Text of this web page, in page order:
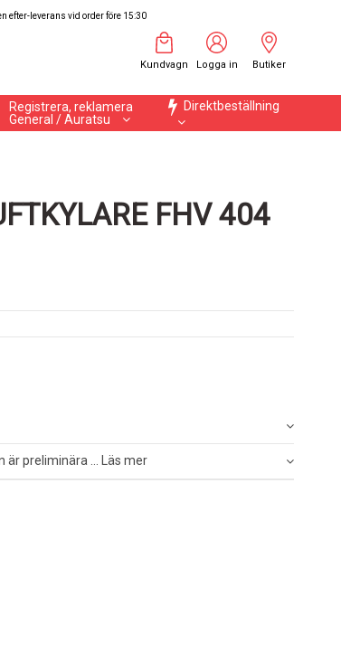
efter-leverans vid order före 15:30
Kundvagn Logga in Butiker
Registrera, reklamera
General / Auratsu
Direktbeställning
FHV 404
preliminära ... Läs mer